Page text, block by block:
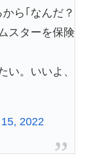
ら｢なんだ？
スターを保険
い。いいよ、
2022